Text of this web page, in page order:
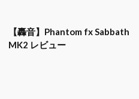
【轟音】Phantom fx Sabbath
MK2 レビュー